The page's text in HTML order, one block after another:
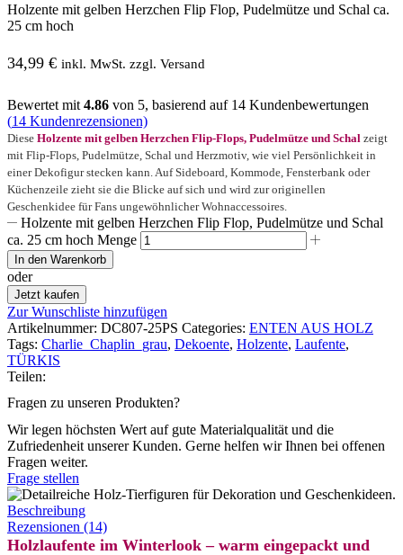
Holzente mit gelben Herzchen Flip Flop, Pudelmütze und Schal ca.
25 cm hoch
34,99 € inkl. MwSt. zzgl. Versand
Bewertet mit 4.86 von 5, basierend auf 14 Kundenbewertungen
(14 Kundenrezensionen)
Diese Holzente mit gelben Herzchen Flip-Flops, Pudelmütze und Schal zeigt
mit Flip-Flops, Pudelmütze, Schal und Herzmotiv, wie viel Persönlichkeit in
einer Dekofigur stecken kann. Auf Sideboard, Kommode, Fensterbank oder
Küchenzeile zieht sie die Blicke auf sich und wird zur originellen
Geschenkidee für Fans ungewöhnlicher Wohnaccessoires.
Holzente mit gelben Herzchen Flip Flop, Pudelmütze und Schal
ca. 25 cm hoch Menge
In den Warenkorb
oder
Jetzt kaufen
Zur Wunschliste hinzufügen
Artikelnummer: DC807-25PS Categories: ENTEN AUS HOLZ
Tags: Charlie_Chaplin_grau, Dekoente, Holzente, Laufente,
TÜRKIS
Teilen:
Fragen zu unseren Produkten?
Wir legen höchsten Wert auf gute Materialqualität und die
Zufriedenheit unserer Kunden. Gerne helfen wir Ihnen bei offenen
Fragen weiter.
Frage stellen
Beschreibung
Rezensionen (14)
Holzlaufente im Winterlook – warm eingepackt und